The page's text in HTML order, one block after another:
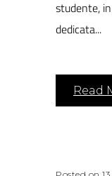
studente,
dedicata...
Read